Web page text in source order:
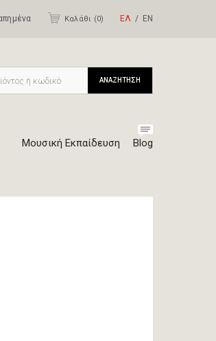
Καλάθι (0) ΕΛ ΕΝ
Μουσική Εκπαίδευση Blog
ΑΝΑΖΗΤΗΣΗ